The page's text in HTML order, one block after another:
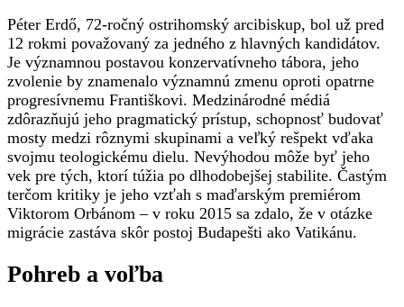
Péter Erdő, 72-ročný ostrihomský arcibiskup, bol už pred
12 rokmi považovaný za jedného z hlavných kandidátov.
Je významnou postavou konzervatívneho tábora, jeho
zvolenie by znamenalo významnú zmenu oproti opatrne
progresívnemu Františkovi. Medzinárodné médiá
zdôrazňujú jeho pragmatický prístup, schopnosť budovať
mosty medzi rôznymi skupinami a veľký rešpekt vďaka
svojmu teologickému dielu. Nevýhodou môže byť jeho
vek pre tých, ktorí túžia po dlhodobejšej stabilite. Častým
terčom kritiky je jeho vzťah s maďarským premiérom
Viktorom Orbánom – v roku 2015 sa zdalo, že v otázke
migrácie zastáva skôr postoj Budapešti ako Vatikánu.
Pohreb a voľba